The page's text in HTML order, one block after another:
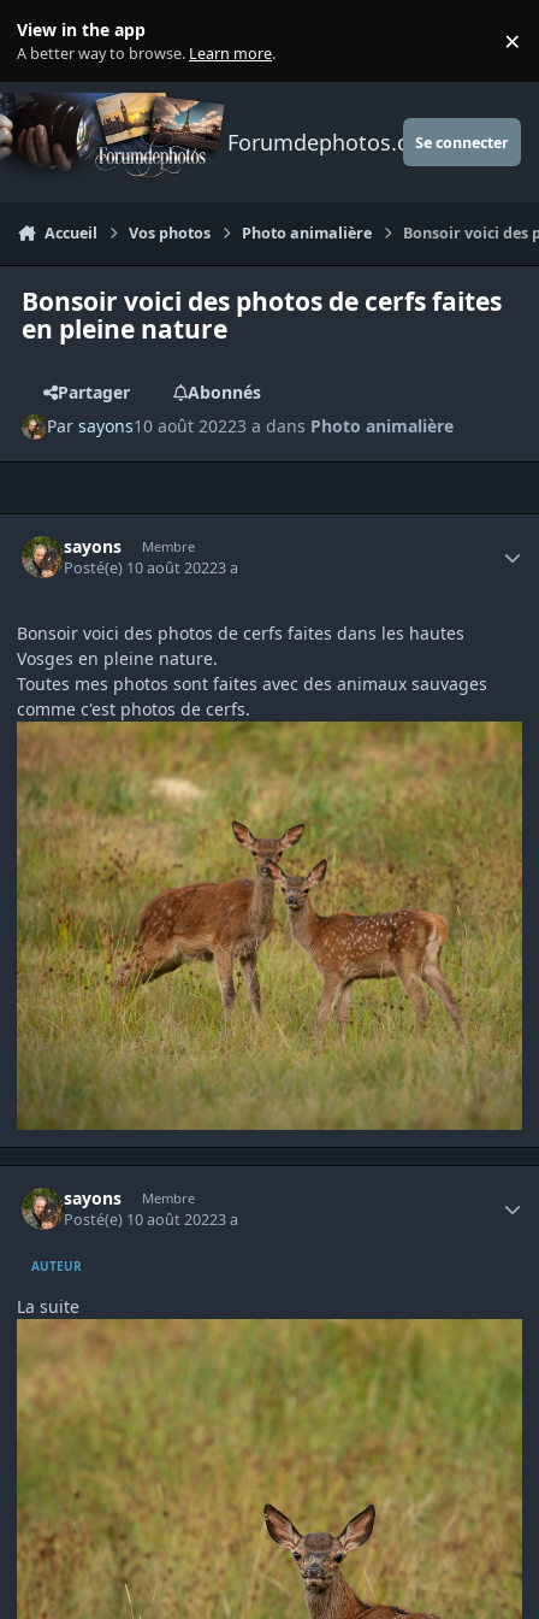
View in the app
A better way to browse. Learn more. ×
Forumdephotos.comSe connecter
Accueil Vos photos Photo animalière Bonsoir voici des
Bonsoir voici des photos de cerfs faites
en pleine nature
Partager
Abonnés
Parsayons10 août 20223 a dans Photo animalière
sayons Membre
Posté(e) 10 août 20223 a
Bonsoir voici des photos de cerfs faites dans les hautes
Vosges en pleine nature.
Toutes mes photos sont faites avec des animaux sauvages
comme c'est photos de cerfs.
sayons Membre
Posté(e) 10 août 20223 a
AUTEUR
La suite